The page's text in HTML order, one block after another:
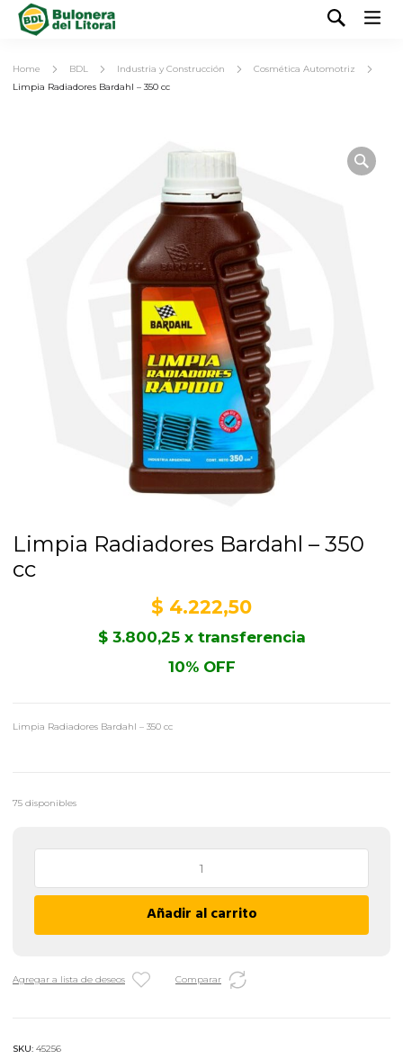
Home BDL Industria y Construcción
Cosmética Automotriz
Limpia Radiadores Bardahl – 350 cc
Limpia Radiadores Bardahl – 350
cc
$ 4.222,50
$3.800,25x transferencia
10% OFF
Limpia Radiadores Bardahl – 350 cc
75 disponibles
Bardahl
350
cantidad
Añadir al carrito
Agregar a lista de deseos Comparar
SKU: 45256